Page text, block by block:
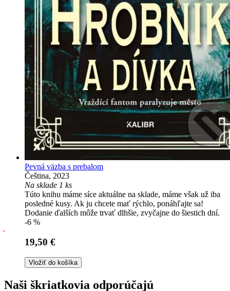
Pevná väzba s prebalom
Čeština, 2023
Na sklade 1 ks
Túto knihu máme síce aktuálne na sklade, máme však už iba
posledné kusy. Ak ju chcete mať rýchlo, ponáhľajte sa!
Dodanie ďalších môže trvať dlhšie, zvyčajne do šiestich dní.
-6 %
19,50 €
Vložiť do košíka
Naši škriatkovia odporúčajú